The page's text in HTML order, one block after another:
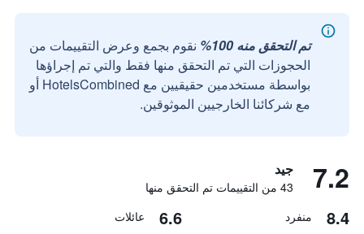
تم التحقق منه 100%
نقوم بجمع وعرض التقييمات من
الحجوزات التي تم التحقق منها فقط والتي تم إجراؤها
بواسطة مستخدمين حقيقيين مع HotelsCombined أو
مع شركائنا الخارجيين الموثوقين.
7.2 جيد
43 من التقييمات تم التحقق منها
8.4 منفرد 6.6 عائلات